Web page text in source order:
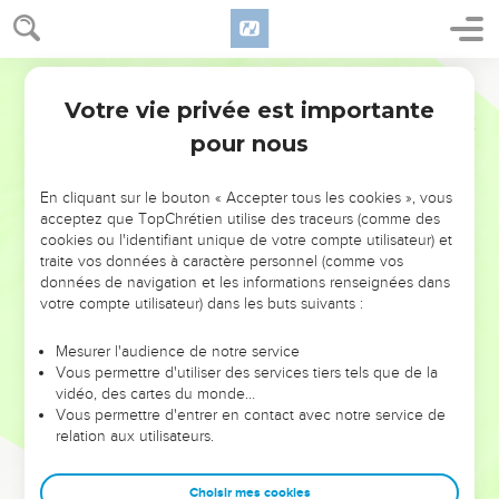
NE MANQUEZ PAS L’ÉVÉNEMENT
DE L’ANNÉE !
ET SI LEURS ERREURS POUVAIENT VOUS ÉVITER LES
VOTRES ?
leur foi ou leur vision. Mais on voit moins les doutes, les erreurs
et les saisons difficiles qu'ils ont traversés, alors même que ce
sont elles qui les ont façonnés.
Dans cette conférence, leaders, entrepreneurs, et responsables
clés pour avancer avec plus de sagesse afin que leurs erreurs
Votre vie privée est importante
pour nous
En cliquant sur le bouton « Accepter tous les cookies », vous
acceptez que TopChrétien utilise des traceurs (comme des
cookies ou l'identifiant unique de votre compte utilisateur) et
traite vos données à caractère personnel (comme vos
données de navigation et les informations renseignées dans
votre compte utilisateur) dans les buts suivants :
Mesurer l'audience de notre service
Vous permettre d'utiliser des services tiers tels que de la
vidéo, des cartes du monde…
Vous permettre d'entrer en contact avec notre service de
relation aux utilisateurs.
Choisir mes cookies